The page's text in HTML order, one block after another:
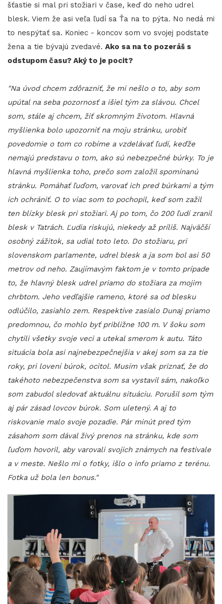
šťastie si mal pri stožiari v čase, keď do neho udrel
blesk. Viem že asi veľa ľudí sa Ťa na to pýta. No nedá mi
to nespýtať sa. Koniec - koncov som vo svojej podstate
žena a tie bývajú zvedavé. Ako sa na to pozeráš s
odstupom času? Aký to je pocit?
"Na úvod chcem zdôrazniť, že mi nešlo o to, aby som
upútal na seba pozornosť a išiel tým za slávou. Chcel
som, stále aj chcem, žiť skromným životom. Hlavná
myšlienka bolo upozorniť na moju stránku, urobiť
povedomie o tom co robíme a vzdelávať ľudí, keďže
nemajú predstavu o tom, ako sú nebezpečné búrky. To je
hlavná myšlienka toho, prečo som založil spomínanú
stránku. Pomáhať ľuďom, varovať ich pred búrkami a tým
ich ochrániť. O to viac som to pochopil, keď som zažil
ten blízky blesk pri stožiari. Aj po tom, čo 200 ľudí zranil
blesk v Tatrách. Ľudia riskujú, niekedy až príliš. Najväčší
osobný zážitok, sa udial toto leto. Do stožiaru, pri
slovenskom parlamente, udrel blesk a ja som bol asi 50
metrov od neho. Zaujímavým faktom je v tomto prípade
to, že hlavný blesk udrel priamo do stožiara za mojim
chrbtom. Jeho vedľajšie rameno, ktoré sa od blesku
odlúčilo, zasiahlo zem. Respektíve zasialo Dunaj priamo
predomnou, čo mohlo byť približne 100 m. V šoku som
chytili všetky svoje veci a utekal smerom k autu. Táto
situácia bola asi najnebezpečnejšia v akej som sa za tie
roky, pri lovení búrok, ocitol. Musím však priznať, že do
takéhoto nebezpečenstva som sa vystavil sám, nakoľko
som zabudol sledovať aktuálnu situáciu. Porušil som tým
aj pár zásad lovcov búrok. Som uletený. A aj to
riskovanie malo svoje pozadie. Pár minút pred tým
zásahom som dával živý prenos na stránku, kde som
ľuďom hovoril, aby varovali svojich známych na festivale
a v meste. Nešlo mi o fotky, išlo o info priamo z terénu.
Fotka už bola len bonus."